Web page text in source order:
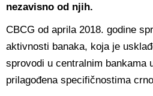
nezavisno od njih.
CBCG od aprila 2018. godine
aktivnosti banaka, koja je
sprovodi u centralnim bankama
prilagođena specifičnostima